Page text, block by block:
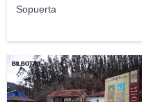
Sopuerta
BILBOTXO